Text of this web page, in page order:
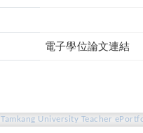
電子學位論文連結
Tamkang University Teacher